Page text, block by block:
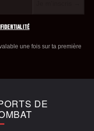
une fois sur ta première
DE